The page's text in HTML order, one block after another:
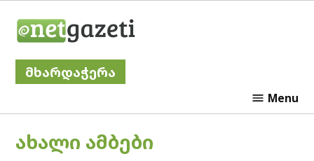
მხარდაჭერა
Menu
POSTED
ᲐᲮᲐᲚᲘ ᲐᲛᲑᲔᲑᲘ